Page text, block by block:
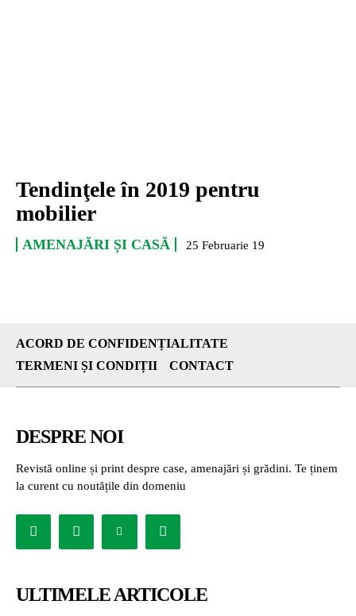
Tendinţele în 2019 pentru
mobilier
AMENAJĂRI ȘI CASĂ 25 Februarie 19
ACORD DE CONFIDENȚIALITATE
TERMENI ȘI CONDIȚII
CONTACT
DESPRE NOI
Revistă online și print despre case, amenajări și grădini. Te ținem
la curent cu noutățile din domeniu
ULTIMELE ARTICOLE